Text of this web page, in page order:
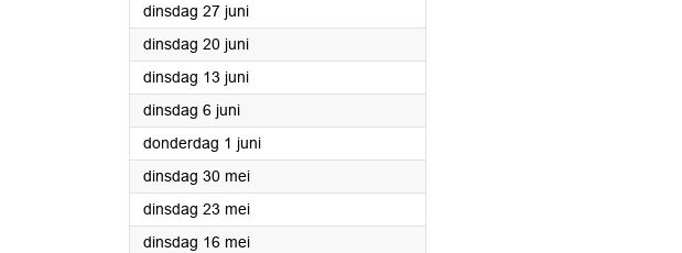
dinsdag 27 juni2023
dinsdag 20 juni2023
dinsdag 13 juni2023
dinsdag 6 juni2023
donderdag 1 juni2023
dinsdag 30 mei2023
dinsdag 23 mei2023
dinsdag 16 mei2023